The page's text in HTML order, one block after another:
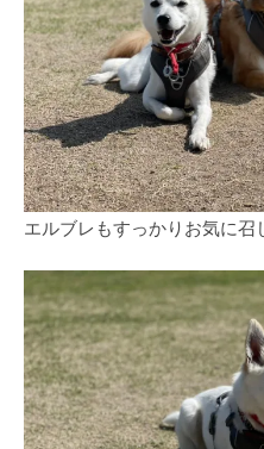
エルブレもすっかりお気に召